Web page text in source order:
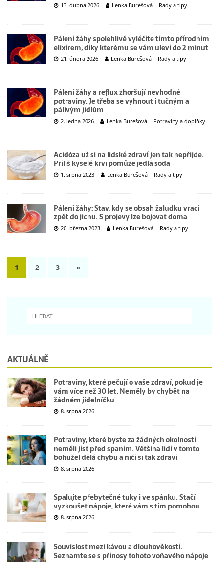
13. dubna 2026 Lenka Burešová Rady a tipy
Pálení žáhy spolehlivě vyléčíte tímto přírodním
elixírem, díky kterému se vám uleví do 2 minut
21. února 2026 Lenka Burešová Rady a tipy
Pálení žáhy a reflux zhoršují nevhodné
potraviny. Je třeba se vyhnout i tučným a
pálivým jídlům
2. ledna 2026 Lenka Burešová Potraviny a doplňky
Acidóza už si na lidské zdraví jen tak nepřijde.
Příliš kyselé krvi pomůže jedlá soda
1. srpna 2023 Lenka Burešová Rady a tipy
Pálení žáhy: Stav, kdy se obsah žaludku vrací
zpět do jícnu. S projevy lze bojovat doma
20. března 2023 Lenka Burešová Rady a tipy
1 2 3 »
AKTUÁLNĚ
Potraviny, které pečují o vaše zdraví, pokud je
vám více než 30 let. Neměly by chybět na
žádném jídelníčku
8. srpna 2026
Potraviny, které byste za žádných okolností
neměli jíst před spaním. Většina lidí v tomto
bohužel dělá chybu a ničí si tak zdraví
8. srpna 2026
Spalujte přebytečné tuky i ve spánku. Stačí
vyzkoušet nápoje, které vám s tím pomohou
8. srpna 2026
Souvislost mezi kávou a dlouhověkostí.
Seznamte se s přínosy tohoto voňavého nápoje